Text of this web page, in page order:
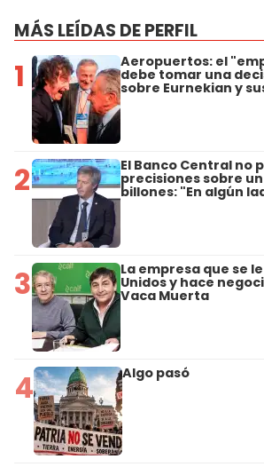
MÁS LEÍDAS DE PERFIL
1 Aeropuertos: el
debe tomar una
sobre Eurnekian y
2 El Banco Central no
precisiones sobre
billones: "En algún
3 La empresa que se
Unidos y hace
Vaca Muerta
4 Algo pasó